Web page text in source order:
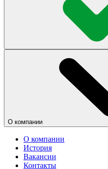
О компании
О компании
История
Вакансии
Контакты